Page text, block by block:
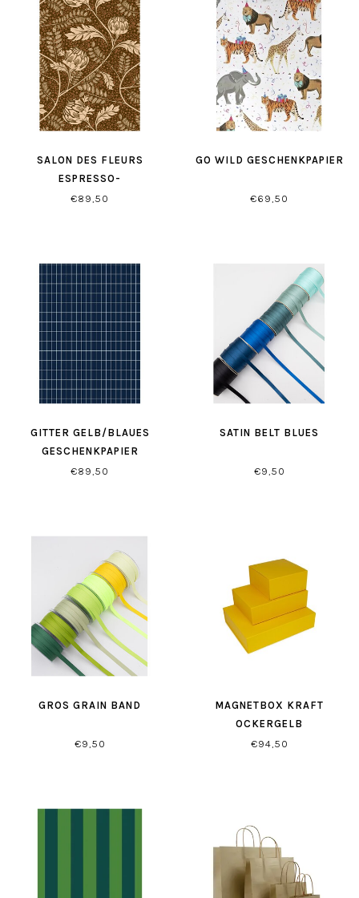
SALON DES FLEURS
ESPRESSO-
GESCHENKPAPIER
€89,50
GO WILD GESCHENKPAPIER
€69,50
GITTER GELB/BLAUES
GESCHENKPAPIER
€89,50
SATIN BELT BLUES
€9,50
GROS GRAIN BAND
€9,50
MAGNETBOX KRAFT
OCKERGELB
€94,50